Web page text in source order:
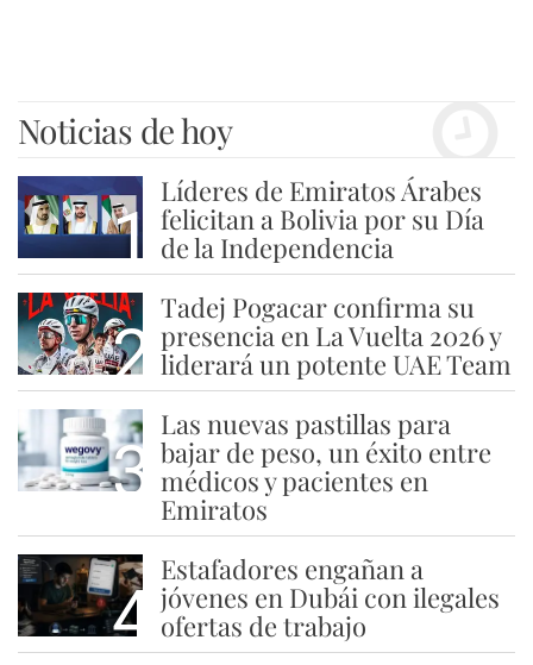
Noticias de hoy
1
Líderes de Emiratos Árabes
felicitan a Bolivia por su Día
de la Independencia
2
Tadej Pogacar confirma su
presencia en La Vuelta 2026 y
liderará un potente UAE Team
3
Las nuevas pastillas para
bajar de peso, un éxito entre
médicos y pacientes en
Emiratos
4
Estafadores engañan a
jóvenes en Dubái con ilegales
ofertas de trabajo